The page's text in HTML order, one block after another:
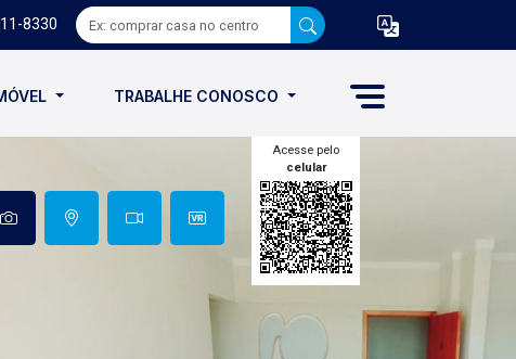
8330
TRABALHE CONOSCO
Acesse pelo
celular